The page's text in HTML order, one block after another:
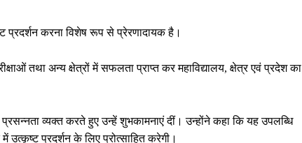
प्रदर्शन करना विशेष रूप से प्रेरणादायक है।
तथा अन्य क्षेत्रों में सफलता प्राप्त कर महाविद्यालय, क्षेत्र एवं प्रदेश का
व्यक्त करते हुए उन्हें शुभकामनाएं दीं। उन्होंने कहा कि यह उपलब्धि
में उत्कृष्ट प्रदर्शन के लिए प्रोत्साहित करेगी।